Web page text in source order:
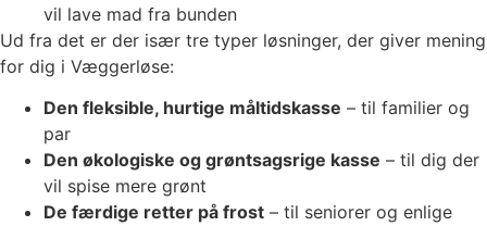
vil lave mad fra bunden
Ud fra det er der især tre typer løsninger, der giver mening
for dig i Væggerløse:
Den fleksible, hurtige måltidskasse – til familier og
par
Den økologiske og grøntsagsrige kasse – til dig der
vil spise mere grønt
De færdige retter på frost – til seniorer og enlige